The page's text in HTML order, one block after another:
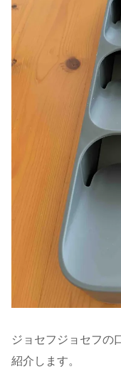
ジョセフジョセフの
紹介します。